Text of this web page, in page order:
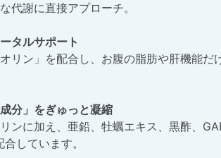
代謝に直接アプローチ。
タルサポート
リン」を配合し、お腹の脂肪や肝機能だ
分」をぎゅっと凝縮
ンに加え、亜鉛、牡蠣エキス、黒酢、
しています。